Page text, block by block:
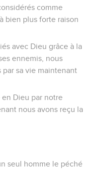
comme
bien plus forte raison
avec Dieu grâce à la
ennemis, nous
par sa vie maintenant
Dieu par notre
nous avons reçu la
seul homme le péché